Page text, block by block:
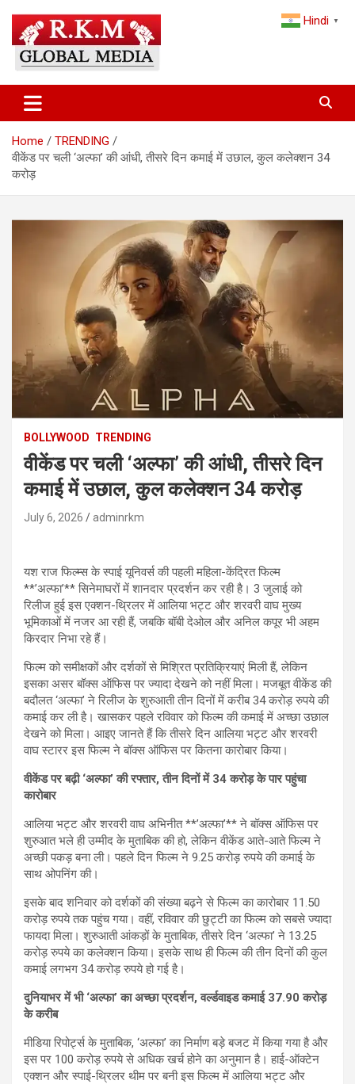
content
Latest Hindi News & Breaking
News – RKM Global Media
and the World
Home
TRENDING
वीकेंड पर चली ‘अल्फा’ की आंधी, तीसरे दिन कमाई में उछाल, कुल कलेक्शन 34
करोड़
BOLLYWOOD TRENDING
वीकेंड पर चली ‘अल्फा’ की आंधी, तीसरे दिन
कमाई में उछाल, कुल कलेक्शन 34 करोड़
July 6, 2026 adminrkm
यश राज फिल्म्स के स्पाई यूनिवर्स की पहली महिला-केंद्रित फिल्म
**’अल्फा’** सिनेमाघरों में शानदार प्रदर्शन कर रही है। 3 जुलाई को
रिलीज हुई इस एक्शन-थ्रिलर में आलिया भट्ट और शरवरी वाघ मुख्य
भूमिकाओं में नजर आ रही हैं, जबकि बॉबी देओल और अनिल कपूर भी अहम
किरदार निभा रहे हैं।
फिल्म को समीक्षकों और दर्शकों से मिश्रित प्रतिक्रियाएं मिली हैं, लेकिन
इसका असर बॉक्स ऑफिस पर ज्यादा देखने को नहीं मिला। मजबूत वीकेंड की
बदौलत ‘अल्फा’ ने रिलीज के शुरुआती तीन दिनों में करीब 34 करोड़ रुपये की
कमाई कर ली है। खासकर पहले रविवार को फिल्म की कमाई में अच्छा उछाल
देखने को मिला। आइए जानते हैं कि तीसरे दिन आलिया भट्ट और शरवरी
वाघ स्टारर इस फिल्म ने बॉक्स ऑफिस पर कितना कारोबार किया।
वीकेंड पर बढ़ी ‘अल्फा’ की रफ्तार, तीन दिनों में 34 करोड़ के पार पहुंचा
कारोबार
आलिया भट्ट और शरवरी वाघ अभिनीत **’अल्फा’** ने बॉक्स ऑफिस पर
शुरुआत भले ही उम्मीद के मुताबिक की हो, लेकिन वीकेंड आते-आते फिल्म ने
अच्छी पकड़ बना ली। पहले दिन फिल्म ने 9.25 करोड़ रुपये की कमाई के
साथ ओपनिंग की।
इसके बाद शनिवार को दर्शकों की संख्या बढ़ने से फिल्म का कारोबार 11.50
करोड़ रुपये तक पहुंच गया। वहीं, रविवार की छुट्टी का फिल्म को सबसे ज्यादा
फायदा मिला। शुरुआती आंकड़ों के मुताबिक, तीसरे दिन ‘अल्फा’ ने 13.25
करोड़ रुपये का कलेक्शन किया। इसके साथ ही फिल्म की तीन दिनों की कुल
कमाई लगभग 34 करोड़ रुपये हो गई है।
दुनियाभर में भी ‘अल्फा’ का अच्छा प्रदर्शन, वर्ल्डवाइड कमाई 37.90 करोड़
के करीब
मीडिया रिपोर्ट्स के मुताबिक, ‘अल्फा’ का निर्माण बड़े बजट में किया गया है और
इस पर 100 करोड़ रुपये से अधिक खर्च होने का अनुमान है। हाई-ऑक्टेन
एक्शन और स्पाई-थ्रिलर थीम पर बनी इस फिल्म में आलिया भट्ट और
Hindi ▼